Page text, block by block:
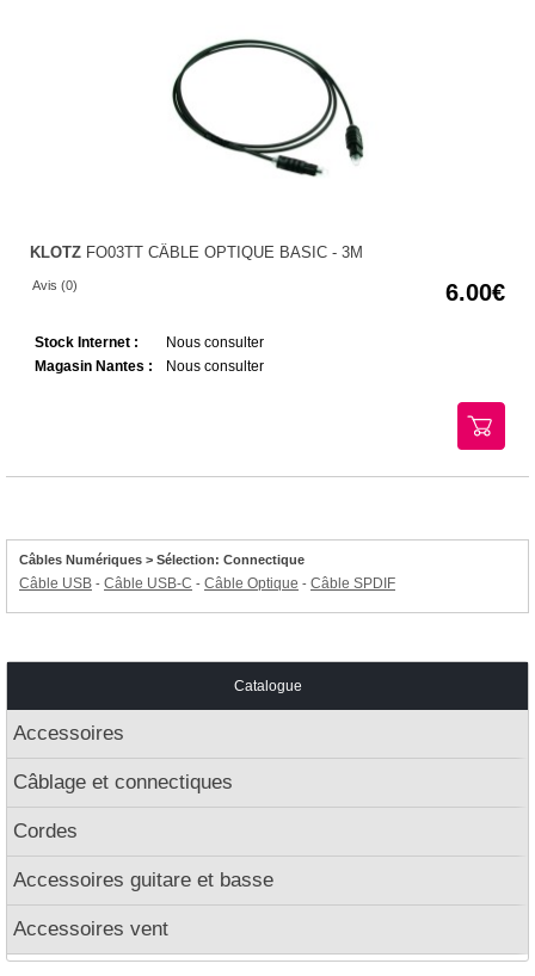
KLOTZ FO03TT CÂBLE OPTIQUE BASIC - 3M
Avis (0) 6.00
Stock Internet :
Nous consulter
Magasin Nantes :
Nous consulter
Câbles Numériques > Sélection: Connectique
Câble USB - Câble USB-C - Câble Optique - Câble SPDIF
Catalogue
Accessoires
Câblage et connectiques
Cordes
Accessoires guitare et basse
Accessoires vent